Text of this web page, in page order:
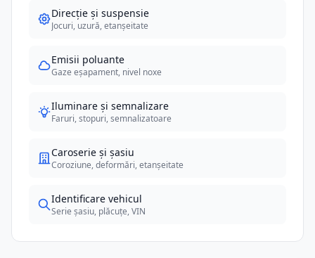
Direcție și suspensie
Jocuri, uzură, etanșeitate
Emisii poluante
Gaze eșapament, nivel noxe
Iluminare și semnalizare
Faruri, stopuri, semnalizatoare
Caroserie și șasiu
Coroziune, deformări, etanșeitate
Identificare vehicul
Serie șasiu, plăcuțe, VIN